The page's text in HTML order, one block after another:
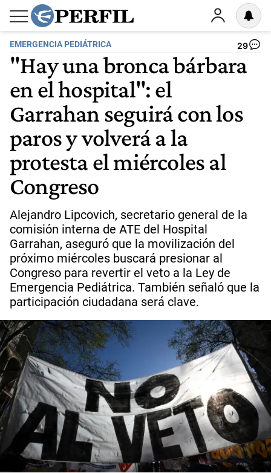
EMERGENCIA PEDIÁTRICA 29
"Hay una bronca bárbara
en el hospital": el
Garrahan seguirá con los
paros y volverá a la
protesta el miércoles al
Congreso
Alejandro Lipcovich, secretario general de la
comisión interna de ATE del Hospital
Garrahan, aseguró que la movilización del
próximo miércoles buscará presionar al
Congreso para revertir el veto a la Ley de
Emergencia Pediátrica. También señaló que la
participación ciudadana será clave.